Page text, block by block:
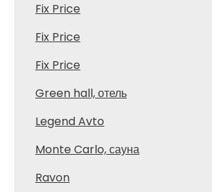
Fix Price
Fix Price
Fix Price
Green hall, отель
Legend Avto
Monte Carlo, сауна
Ravon